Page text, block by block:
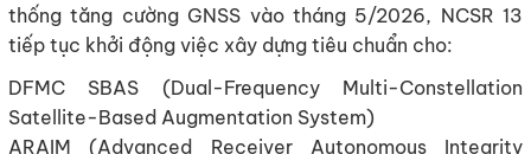
thống tăng cường GNSS vào tháng 5/2026, NCSR 13
tiếp tục khởi động việc xây dựng tiêu chuẩn cho:
DFMC SBAS (Dual-Frequency Multi-Constellation
Satellite-Based Augmentation System)
ARAIM (Advanced Receiver Autonomous Integrity